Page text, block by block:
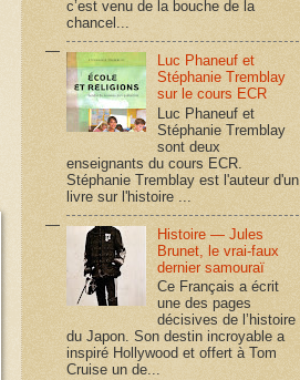
c’est venu de la bouche de la
chancel...
Luc Phaneuf et
Stéphanie Tremblay
sur le cours ECR
Luc Phaneuf et
Stéphanie Tremblay
sont deux
enseignants du cours ECR.
Stéphanie Tremblay est l'auteur d'un
livre sur l'histoire ...
Histoire — Jules
Brunet, le vrai-faux
dernier samouraï
Ce Français a écrit
une des pages
décisives de l’histoire
du Japon. Son destin incroyable a
inspiré Hollywood et offert à Tom
Cruise un de...